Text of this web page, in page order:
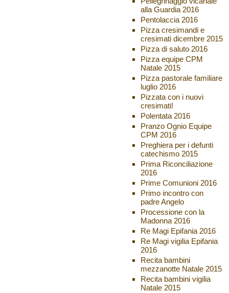
alla Guardia 2016
Pentolaccia 2016
Pizza cresimandi e
cresimati dicembre 2015
Pizza di saluto 2016
Pizza equipe CPM
Natale 2015
Pizza pastorale familiare
luglio 2016
Pizzata con i nuovi
cresimati!
Polentata 2016
Pranzo Ognio Equipe
CPM 2016
Preghiera per i defunti
catechismo 2015
Prima Riconciliazione
2016
Prime Comunioni 2016
Primo incontro con
padre Angelo
Processione con la
Madonna 2016
Re Magi Epifania 2016
Re Magi vigilia Epifania
2016
Recita bambini
mezzanotte Natale 2015
Recita bambini vigilia
Natale 2015